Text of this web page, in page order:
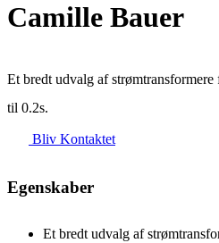
Camille Bauer
Et bredt udvalg af
til 0.2s.
Bliv Kontaktet
Egenskaber
Et bredt udvalg af